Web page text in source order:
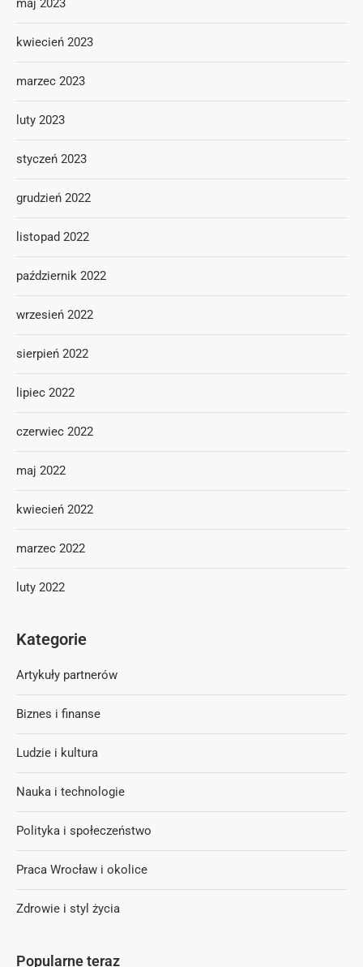
Popularne teraz
maj 2023
kwiecień 2023
marzec 2023
luty 2023
styczeń 2023
grudzień 2022
listopad 2022
październik 2022
wrzesień 2022
sierpień 2022
lipiec 2022
czerwiec 2022
maj 2022
kwiecień 2022
marzec 2022
luty 2022
Kategorie
Artykuły partnerów
Biznes i finanse
Ludzie i kultura
Nauka i technologie
Polityka i społeczeństwo
Praca Wrocław i okolice
Zdrowie i styl życia